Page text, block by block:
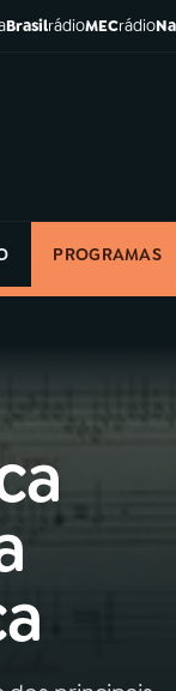
BrasilrádioMECrádio
PROGRAMAS